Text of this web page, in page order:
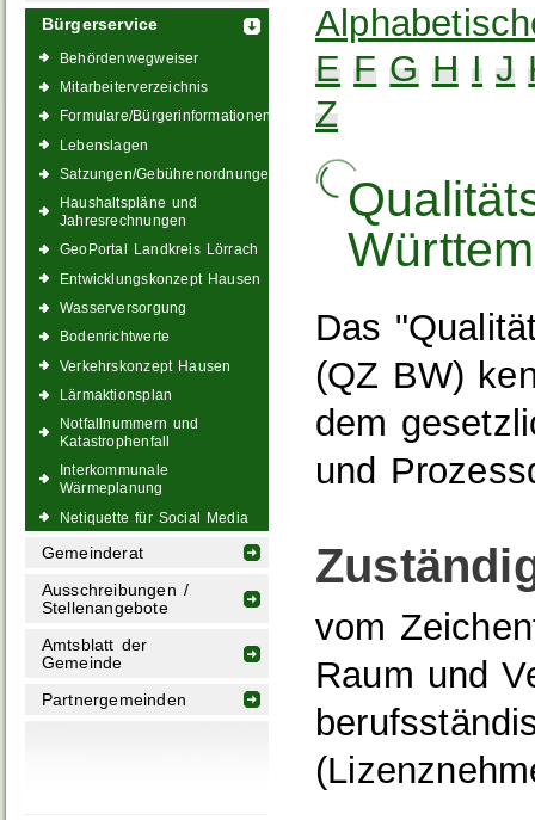
Bürgerservice
Behördenwegweiser
Mitarbeiterverzeichnis
Formulare/Bürgerinformationen
Lebenslagen
Satzungen/Gebührenordnungen
Haushaltspläne und
Jahresrechnungen
GeoPortal Landkreis Lörrach
Entwicklungskonzept Hausen
Wasserversorgung
Bodenrichtwerte
Verkehrskonzept Hausen
Lärmaktionsplan
Notfallnummern und
Katastrophenfall
Interkommunale
Wärmeplanung
Netiquette für Social Media
Gemeinderat
Ausschreibungen /
Stellenangebote
Amtsblatt der
Gemeinde
Partnergemeinden
E F G H I J
Z
Das
(QZ BW)
dem
und
vom
Raum und